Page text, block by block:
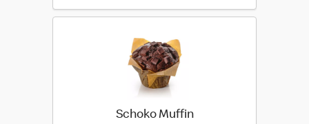
Schoko Muffin